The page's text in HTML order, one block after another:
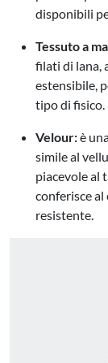
disponibili
Tessuto a
filati di lana,
estensibile,
tipo di fisico.
Velour:è
simile al
piacevole al
conferisce
resistente.